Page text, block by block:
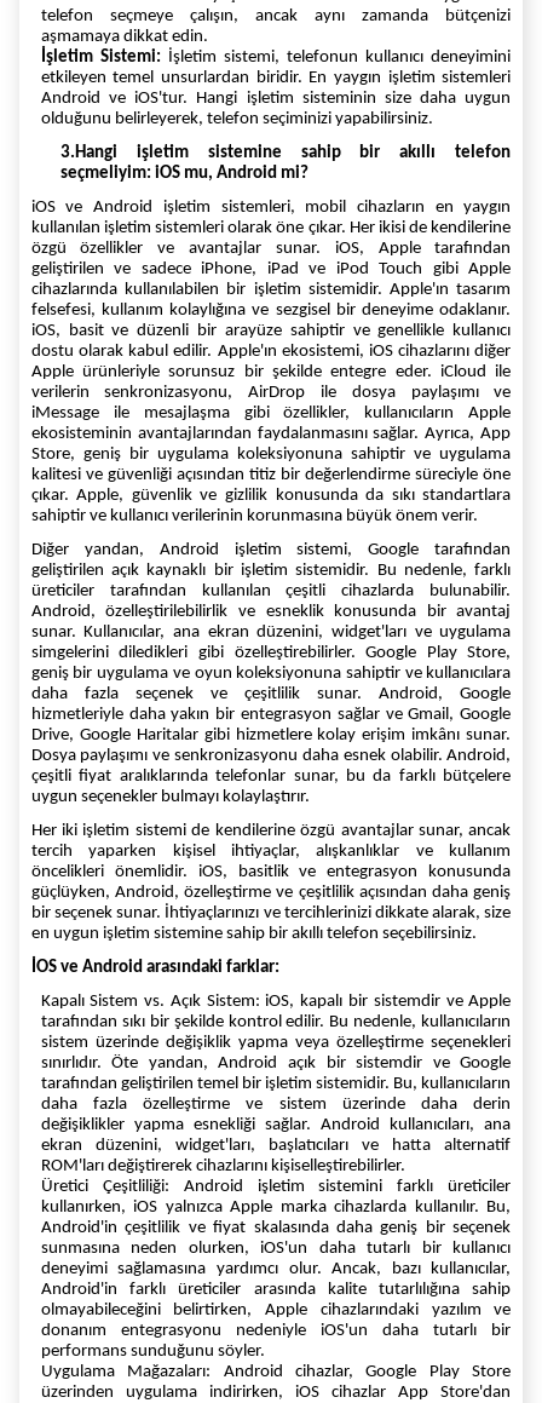
telefon seçmeye çalışın, ancak aynı zamanda bütçenizi
aşmamaya dikkat edin.
İşletim Sistemi: İşletim sistemi, telefonun kullanıcı deneyimini
etkileyen temel unsurlardan biridir. En yaygın işletim sistemleri
Android ve iOS'tur. Hangi işletim sisteminin size daha uygun
olduğunu belirleyerek, telefon seçiminizi yapabilirsiniz.
3.Hangi işletim sistemine sahip bir akıllı telefon
seçmeliyim: iOS mu, Android mi?
iOS ve Android işletim sistemleri, mobil cihazların en yaygın
kullanılan işletim sistemleri olarak öne çıkar. Her ikisi de kendilerine
özgü özellikler ve avantajlar sunar. iOS, Apple tarafından
geliştirilen ve sadece iPhone, iPad ve iPod Touch gibi Apple
cihazlarında kullanılabilen bir işletim sistemidir. Apple'ın tasarım
felsefesi, kullanım kolaylığına ve sezgisel bir deneyime odaklanır.
iOS, basit ve düzenli bir arayüze sahiptir ve genellikle kullanıcı
dostu olarak kabul edilir. Apple'ın ekosistemi, iOS cihazlarını diğer
Apple ürünleriyle sorunsuz bir şekilde entegre eder. iCloud ile
verilerin senkronizasyonu, AirDrop ile dosya paylaşımı ve
iMessage ile mesajlaşma gibi özellikler, kullanıcıların Apple
ekosisteminin avantajlarından faydalanmasını sağlar. Ayrıca, App
Store, geniş bir uygulama koleksiyonuna sahiptir ve uygulama
kalitesi ve güvenliği açısından titiz bir değerlendirme süreciyle öne
çıkar. Apple, güvenlik ve gizlilik konusunda da sıkı standartlara
sahiptir ve kullanıcı verilerinin korunmasına büyük önem verir.
Diğer yandan, Android işletim sistemi, Google tarafından
geliştirilen açık kaynaklı bir işletim sistemidir. Bu nedenle, farklı
üreticiler tarafından kullanılan çeşitli cihazlarda bulunabilir.
Android, özelleştirilebilirlik ve esneklik konusunda bir avantaj
sunar. Kullanıcılar, ana ekran düzenini, widget'ları ve uygulama
simgelerini diledikleri gibi özelleştirebilirler. Google Play Store,
geniş bir uygulama ve oyun koleksiyonuna sahiptir ve kullanıcılara
daha fazla seçenek ve çeşitlilik sunar. Android, Google
hizmetleriyle daha yakın bir entegrasyon sağlar ve Gmail, Google
Drive, Google Haritalar gibi hizmetlere kolay erişim imkânı sunar.
Dosya paylaşımı ve senkronizasyonu daha esnek olabilir. Android,
çeşitli fiyat aralıklarında telefonlar sunar, bu da farklı bütçelere
uygun seçenekler bulmayı kolaylaştırır.
Her iki işletim sistemi de kendilerine özgü avantajlar sunar, ancak
tercih yaparken kişisel ihtiyaçlar, alışkanlıklar ve kullanım
öncelikleri önemlidir. iOS, basitlik ve entegrasyon konusunda
güçlüyken, Android, özelleştirme ve çeşitlilik açısından daha geniş
bir seçenek sunar. İhtiyaçlarınızı ve tercihlerinizi dikkate alarak, size
en uygun işletim sistemine sahip bir akıllı telefon seçebilirsiniz.
İOS ve Android arasındaki farklar:
Kapalı Sistem vs. Açık Sistem: iOS, kapalı bir sistemdir ve Apple
tarafından sıkı bir şekilde kontrol edilir. Bu nedenle, kullanıcıların
sistem üzerinde değişiklik yapma veya özelleştirme seçenekleri
sınırlıdır. Öte yandan, Android açık bir sistemdir ve Google
tarafından geliştirilen temel bir işletim sistemidir. Bu, kullanıcıların
daha fazla özelleştirme ve sistem üzerinde daha derin
değişiklikler yapma esnekliği sağlar. Android kullanıcıları, ana
ekran düzenini, widget'ları, başlatıcıları ve hatta alternatif
ROM'ları değiştirerek cihazlarını kişiselleştirebilirler.
Üretici Çeşitliliği: Android işletim sistemini farklı üreticiler
kullanırken, iOS yalnızca Apple marka cihazlarda kullanılır. Bu,
Android'in çeşitlilik ve fiyat skalasında daha geniş bir seçenek
sunmasına neden olurken, iOS'un daha tutarlı bir kullanıcı
deneyimi sağlamasına yardımcı olur. Ancak, bazı kullanıcılar,
Android'in farklı üreticiler arasında kalite tutarlılığına sahip
olmayabileceğini belirtirken, Apple cihazlarındaki yazılım ve
donanım entegrasyonu nedeniyle iOS'un daha tutarlı bir
performans sunduğunu söyler.
Uygulama Mağazaları: Android cihazlar, Google Play Store
üzerinden uygulama indirirken, iOS cihazlar App Store'dan